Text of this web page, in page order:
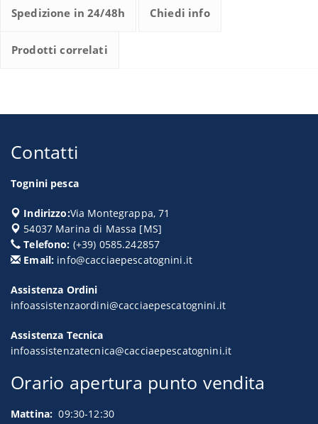
Spedizione in 24/48h Chiedi info
Prodotti correlati
Contatti
Tognini pesca
Indirizzo:Via Montegrappa, 71
54037 Marina di Massa [MS]
Telefono: (+39) 0585.242857
Email: info@cacciaepescatognini.it
Assistenza Ordini
infoassistenzaordini@cacciaepescatognini.it
Assistenza Tecnica
infoassistenzatecnica@cacciaepescatognini.it
Orario apertura punto vendita
Mattina: 09:30-12:30